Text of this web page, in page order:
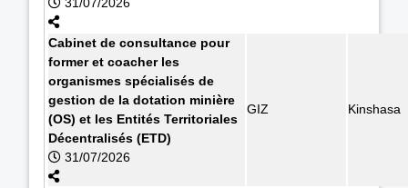
Cabinet de consultance pour
former et coacher les
organismes spécialisés de
gestion de la dotation minière
(OS) et les Entités Territoriales
Décentralisés (ETD)
31/07/2026
GIZ Kinshasa